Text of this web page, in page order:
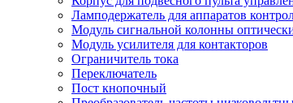
Ламподержатель для аппаратов
Модуль сигнальной колонны
Модуль усилителя для контакторов
Ограничитель тока
Переключатель
Пост кнопочный